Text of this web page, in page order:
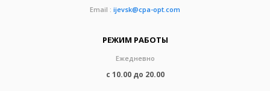
Email : ijevsk@cpa-opt.com
РЕЖИМ РАБОТЫ
Ежедневно
с 10.00 до 20.00